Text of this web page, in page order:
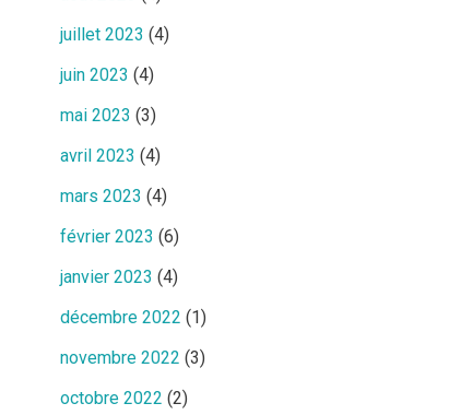
juillet 2023 (4)
juin 2023 (4)
mai 2023 (3)
avril 2023 (4)
mars 2023 (4)
février 2023 (6)
janvier 2023 (4)
décembre 2022 (1)
novembre 2022 (3)
octobre 2022 (2)